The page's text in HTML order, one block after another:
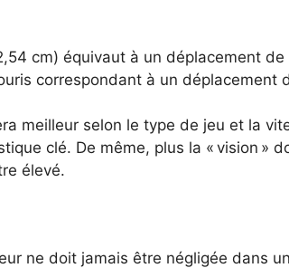
cm) équivaut à un déplacement
correspondant à un déplacement
meilleur selon le type de jeu et la
clé. De même, plus la « vision »
élevé.
ne doit jamais être négligée dans